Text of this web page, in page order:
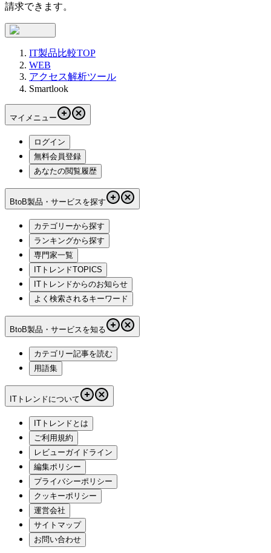
請求できます。
IT製品比較TOP
WEB
アクセス解析ツール
Smartlook
マイメニュー
ログイン
無料会員登録
あなたの閲覧履歴
BtoB製品・サービスを探す
カテゴリーから探す
ランキングから探す
専門家一覧
ITトレンドTOPICS
ITトレンドからのお知らせ
よく検索されるキーワード
BtoB製品・サービスを知る
カテゴリー記事を読む
用語集
ITトレンドについて
ITトレンドとは
ご利用規約
レビューガイドライン
編集ポリシー
プライバシーポリシー
クッキーポリシー
運営会社
サイトマップ
お問い合わせ